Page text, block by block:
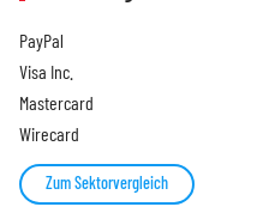
PayPal
Visa Inc.
Mastercard
Wirecard
Zum Sektorvergleich